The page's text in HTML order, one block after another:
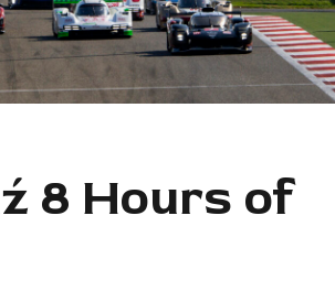
8 Hours of